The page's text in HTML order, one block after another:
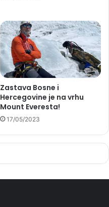
Zastava Bosne i
Hercegovine je na vrhu
Mount Everesta!
17/05/2023